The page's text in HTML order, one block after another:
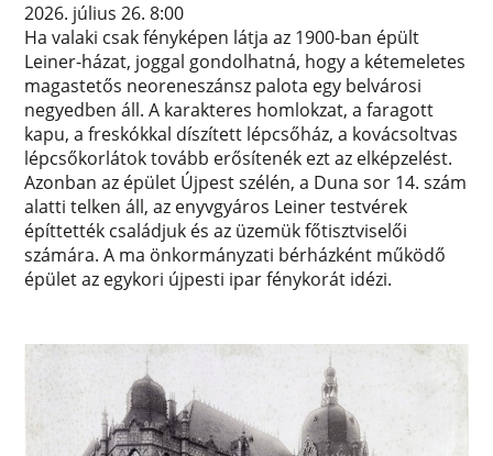
2026. július 26. 8:00
Ha valaki csak fényképen látja az 1900-ban épült
Leiner-házat, joggal gondolhatná, hogy a kétemeletes
magastetős neoreneszánsz palota egy belvárosi
negyedben áll. A karakteres homlokzat, a faragott
kapu, a freskókkal díszített lépcsőház, a kovácsoltvas
lépcsőkorlátok tovább erősítenék ezt az elképzelést.
Azonban az épület Újpest szélén, a Duna sor 14. szám
alatti telken áll, az enyvgyáros Leiner testvérek
építtették családjuk és az üzemük főtisztviselői
számára. A ma önkormányzati bérházként működő
épület az egykori újpesti ipar fénykorát idézi.